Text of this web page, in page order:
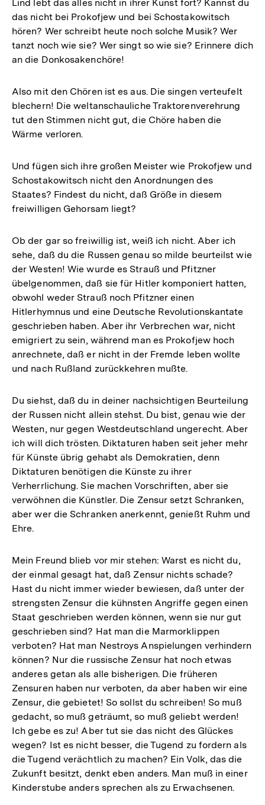
Lind lebt das alles nicht in ihrer Kunst fort? Kannst du
das nicht bei Prokofjew und bei Schostakowitsch
hören? Wer schreibt heute noch solche Musik? Wer
tanzt noch wie sie? Wer singt so wie sie? Erinnere dich
an die Donkosakenchöre!
Also mit den Chören ist es aus. Die singen verteufelt
blechern! Die weltanschauliche Traktorenverehrung
tut den Stimmen nicht gut, die Chöre haben die
Wärme verloren.
Und fügen sich ihre großen Meister wie Prokofjew und
Schostakowitsch nicht den Anordnungen des
Staates? Findest du nicht, daß Größe in diesem
freiwilligen Gehorsam liegt?
Ob der gar so freiwillig ist, weiß ich nicht. Aber ich
sehe, daß du die Russen genau so milde beurteilst wie
der Westen! Wie wurde es Strauß und Pfitzner
übelgenommen, daß sie für Hitler komponiert hatten,
obwohl weder Strauß noch Pfitzner einen
Hitlerhymnus und eine Deutsche Revolutionskantate
geschrieben haben. Aber ihr Verbrechen war, nicht
emigriert zu sein, während man es Prokofjew hoch
anrechnete, daß er nicht in der Fremde leben wollte
und nach Rußland zurückkehren mußte.
Du siehst, daß du in deiner nachsichtigen Beurteilung
der Russen nicht allein stehst. Du bist, genau wie der
Westen, nur gegen Westdeutschland ungerecht. Aber
ich will dich trösten. Diktaturen haben seit jeher mehr
für Künste übrig gehabt als Demokratien, denn
Diktaturen benötigen die Künste zu ihrer
Verherrlichung. Sie machen Vorschriften, aber sie
verwöhnen die Künstler. Die Zensur setzt Schranken,
aber wer die Schranken anerkennt, genießt Ruhm und
Ehre.
Mein Freund blieb vor mir stehen: Warst es nicht du,
der einmal gesagt hat, daß Zensur nichts schade?
Hast du nicht immer wieder bewiesen, daß unter der
strengsten Zensur die kühnsten Angriffe gegen einen
Staat geschrieben werden können, wenn sie nur gut
geschrieben sind? Hat man die Marmorklippen
verboten? Hat man Nestroys Anspielungen verhindern
können? Nur die russische Zensur hat noch etwas
anderes getan als alle bisherigen. Die früheren
Zensuren haben nur verboten, da aber haben wir eine
Zensur, die gebietet! So sollst du schreiben! So muß
gedacht, so muß geträumt, so muß geliebt werden!
Ich gebe es zu! Aber tut sie das nicht des Glückes
wegen? Ist es nicht besser, die Tugend zu fordern als
die Tugend verächtlich zu machen? Ein Volk, das die
Zukunft besitzt, denkt eben anders. Man muß in einer
Kinderstube anders sprechen als zu Erwachsenen.